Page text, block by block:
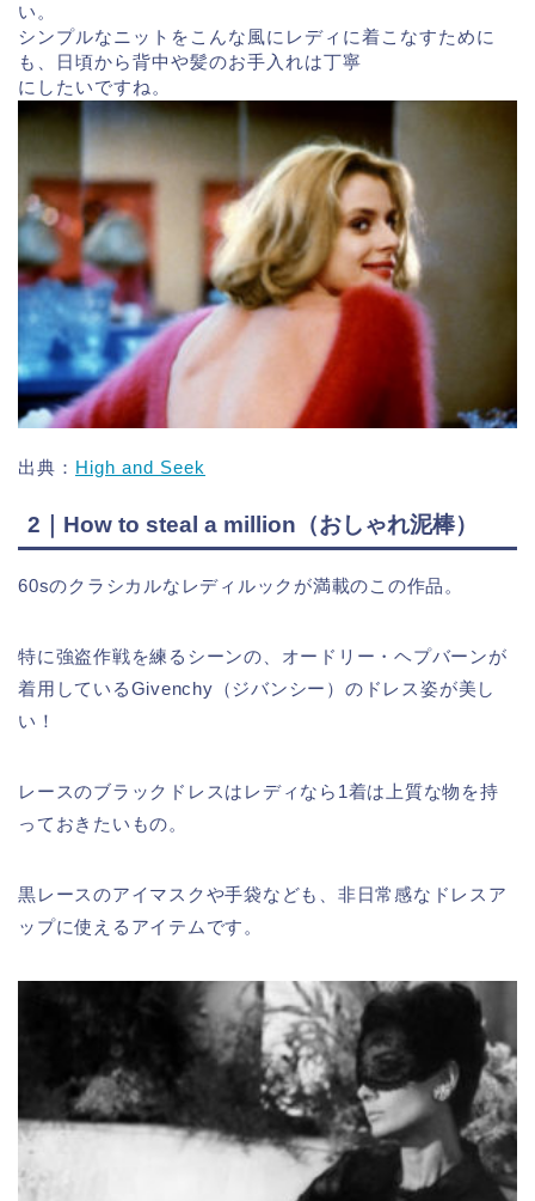
い。
シンプルなニットをこんな風にレディに着こなすために
も、日頃から背中や髪のお手入れは丁寧
にしたいですね。
出典： High and Seek
2｜How to steal a million（おしゃれ泥棒）
60sのクラシカルなレディルックが満載のこの作品。
特に強盗作戦を練るシーンの、オードリー・ヘプバーンが
着用しているGivenchy（ジバンシー）のドレス姿が美し
い！
レースのブラックドレスはレディなら1着は上質な物を持
っておきたいもの。
黒レースのアイマスクや手袋なども、非日常感なドレスア
ップに使えるアイテムです。